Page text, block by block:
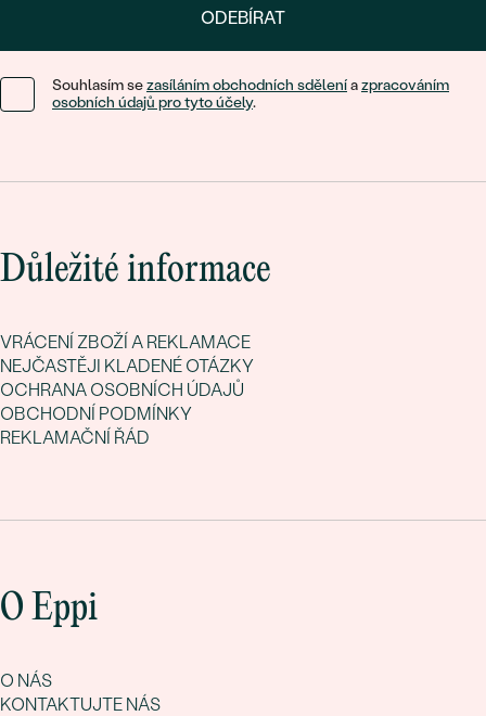
ODEBÍRAT
Souhlasím sezasíláním obchodních sděleníazpracováním
osobních údajů pro tyto účely.
Důležité informace
VRÁCENÍ ZBOŽÍ A REKLAMACE
NEJČASTĚJI KLADENÉ OTÁZKY
OCHRANA OSOBNÍCH ÚDAJŮ
OBCHODNÍ PODMÍNKY
REKLAMAČNÍ ŘÁD
O Eppi
O NÁS
KONTAKTUJTE NÁS